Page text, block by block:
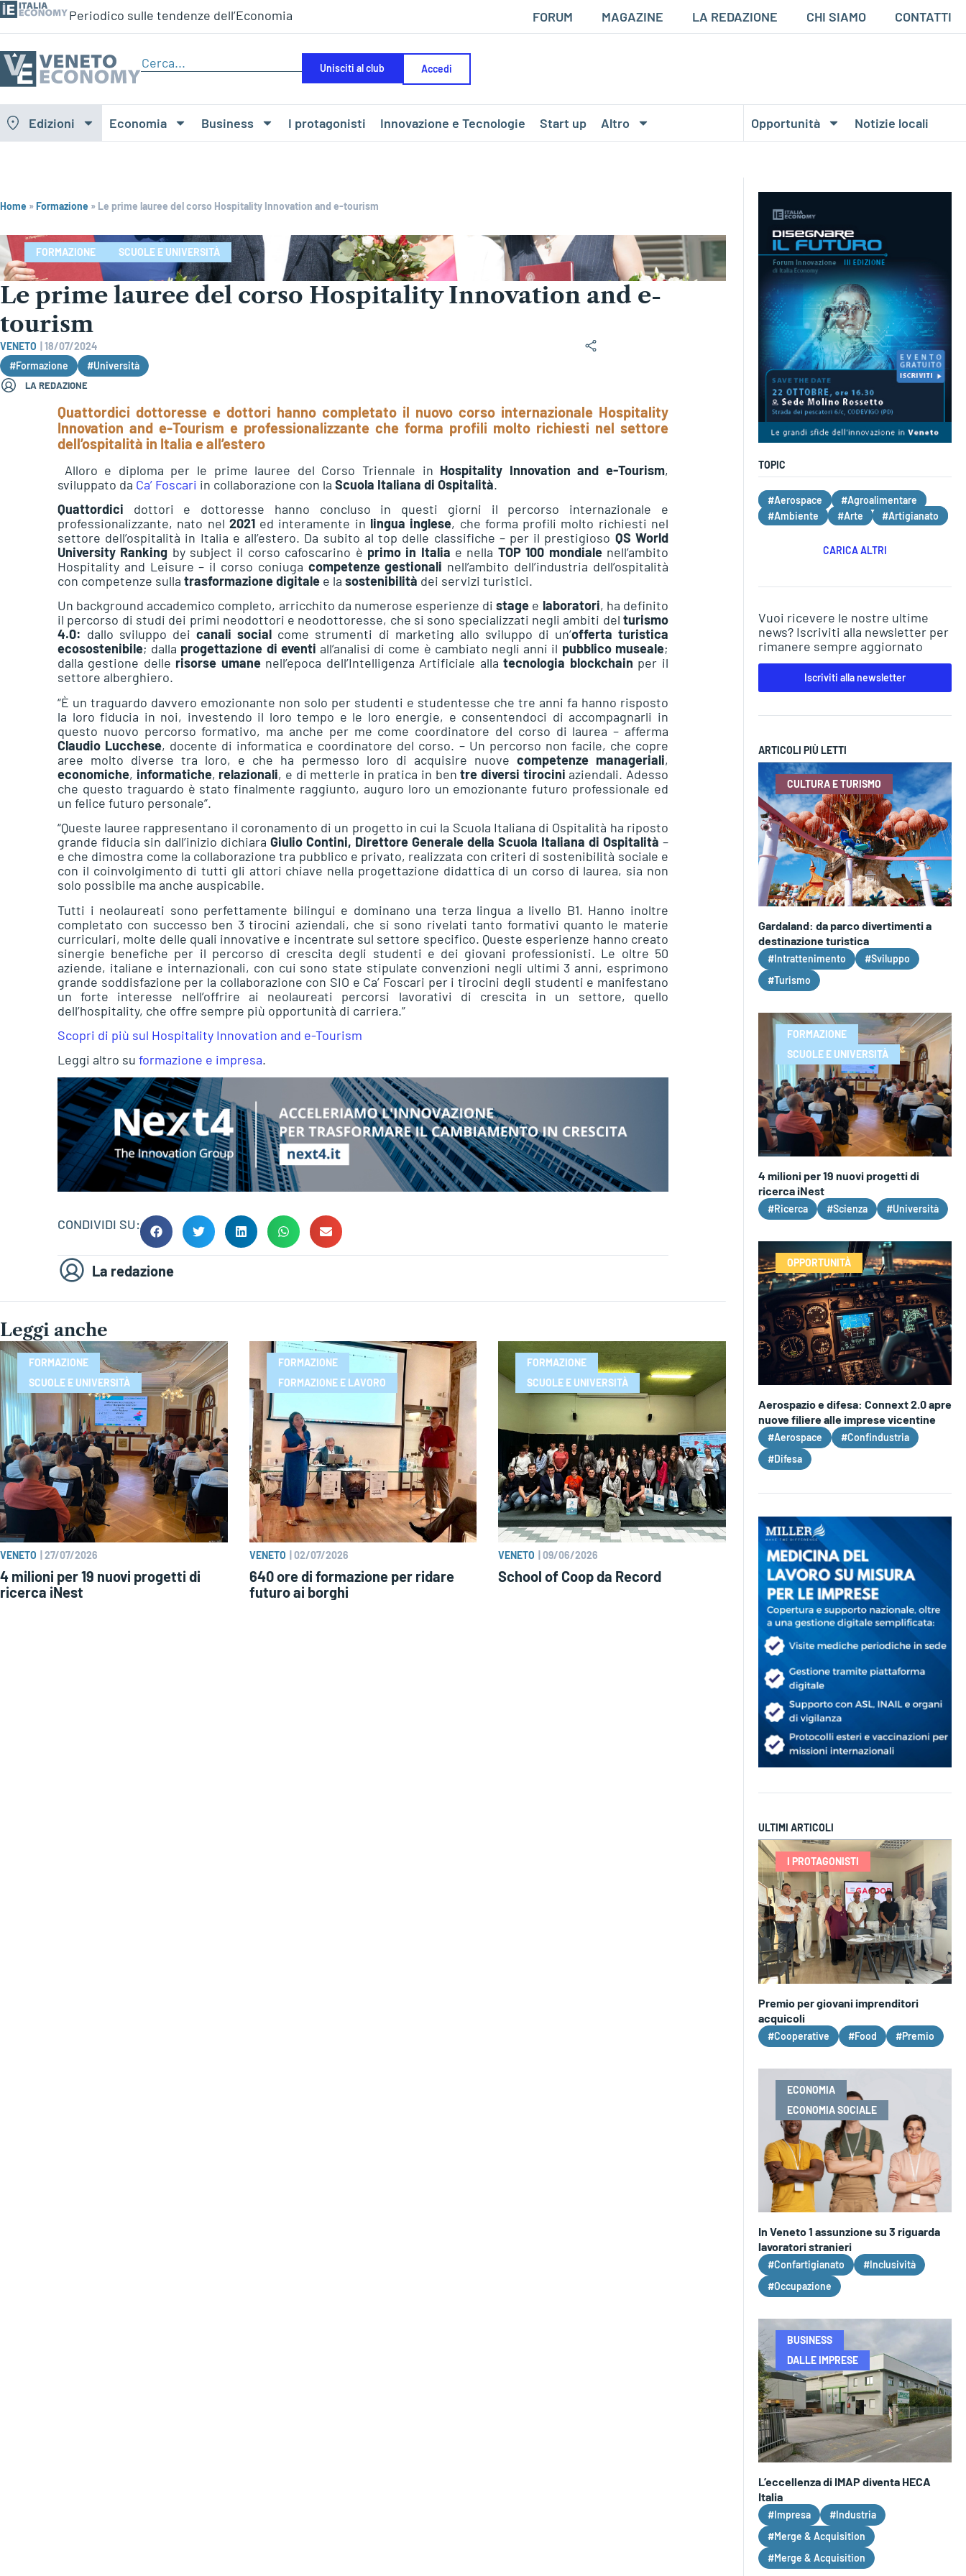
Periodico sulle tendenze dell’Economia FORUM MAGAZINE LA REDAZIONE CHI SIAMO CONTATTI
Unisciti al club Accedi
Edizioni Economia Business I protagonisti Innovazione e Tecnologie Start up Altro Opportunità Notizie locali
Home »Formazione » Le prime lauree del corso Hospitality Innovation and e-tourism
FORMAZIONE SCUOLE E UNIVERSITÀ
Le prime lauree del corso Hospitality Innovation and e-
tourism
VENETO
18/07/2024
#Formazione
#Università
LA REDAZIONE
Quattordici dottoresse e dottori hanno completato il nuovo corso internazionale Hospitality
Innovation and e-Tourism e professionalizzante che forma profili molto richiesti nel settore
dell’ospitalità in Italia e all’estero
Alloro e diploma per le prime lauree del Corso Triennale in Hospitality Innovation and e-Tourism,
sviluppato da Ca’ Foscari in collaborazione con la Scuola Italiana di Ospitalità.
Quattordici dottori e dottoresse hanno concluso in questi giorni il percorso internazionale e
professionalizzante, nato nel 2021 ed interamente in lingua inglese, che forma profili molto richiesti nel
settore dell’ospitalità in Italia e all’estero. Da subito al top delle classifiche – per il prestigioso QS World
University Ranking by subject il corso cafoscarino è primo in Italia e nella TOP 100 mondiale nell’ambito
Hospitality and Leisure – il corso coniuga competenze gestionali nell’ambito dell’industria dell’ospitalità
con competenze sulla trasformazione digitale e la sostenibilità dei servizi turistici.
Un background accademico completo, arricchito da numerose esperienze distage e laboratori, ha definito
il percorso di studi dei primi neodottori e neodottoresse, che si sono specializzati negli ambiti del turismo
4.0: dallo sviluppo deicanali social come strumenti di marketing allo sviluppo di un’offerta turistica
ecosostenibile; dalla progettazione di eventi all’analisi di come è cambiato negli anni il pubblico museale;
dalla gestione delle risorse umanenell’epoca dell’Intelligenza Artificiale allatecnologia blockchain per il
settore alberghiero.
“È un traguardo davvero emozionante non solo per studenti e studentesse che tre anni fa hanno risposto
la loro fiducia in noi, investendo il loro tempo e le loro energie, e consentendoci di accompagnarli in
questo nuovo percorso formativo, ma anche per me come coordinatore del corso di laurea – afferma
Claudio Lucchese, docente di informatica e coordinatore del corso. – Un percorso non facile, che copre
aree molto diverse tra loro, e che ha permesso loro di acquisire nuove competenze manageriali,
economiche, informatiche, relazionali, e di metterle in pratica in bentre diversi tirocini aziendali. Adesso
che questo traguardo è stato finalmente raggiunto, auguro loro un emozionante futuro professionale ed
un felice futuro personale”.
“Queste lauree rappresentano il coronamento di un progetto in cui la Scuola Italiana di Ospitalità ha riposto
grande fiducia sin dall’inizio dichiara Giulio Contini, Direttore Generale della Scuola Italiana di Ospitalità –
e che dimostra come la collaborazione tra pubblico e privato, realizzata con criteri di sostenibilità sociale e
con il coinvolgimento di tutti gli attori chiave nella progettazione didattica di un corso di laurea, sia non
solo possibile ma anche auspicabile.
Tutti i neolaureati sono perfettamente bilingui e dominano una terza lingua a livello B1. Hanno inoltre
completato con successo ben 3 tirocini aziendali, che si sono rivelati tanto formativi quanto le materie
curriculari, molte delle quali innovative e incentrate sul settore specifico. Queste esperienze hanno creato
sinergie benefiche per il percorso di crescita degli studenti e dei giovani professionisti. Le oltre 50
aziende, italiane e internazionali, con cui sono state stipulate convenzioni negli ultimi 3 anni, esprimono
grande soddisfazione per la collaborazione con SIO e Ca’ Foscari per i tirocini degli studenti e manifestano
un forte interesse nell’offrire ai neolaureati percorsi lavorativi di crescita in un settore, quello
dell’hospitality, che offre sempre più opportunità di carriera.”
Scopri di più sul Hospitality Innovation and e-Tourism
Leggi altro su formazione e impresa.
CONDIVIDI SU:
La redazione
Leggi anche
FORMAZIONE
SCUOLE E UNIVERSITÀ
VENETO 27/07/2026
4 milioni per 19 nuovi progetti di
ricerca iNest
FORMAZIONE
FORMAZIONE E LAVORO
VENETO 02/07/2026
640 ore di formazione per ridare
futuro ai borghi
FORMAZIONE
SCUOLE E UNIVERSITÀ
VENETO |09/06/2026
School of Coop da Record
TOPIC
#Aerospace
#Agroalimentare
#Ambiente
#Arte #Artigianato
CARICA ALTRI
Vuoi ricevere le nostre ultime
news? Iscriviti alla newsletter per
rimanere sempre aggiornato
Iscriviti alla newsletter
ARTICOLI PIÙ LETTI
CULTURA E TURISMO
Gardaland: da parco divertimenti a
destinazione turistica
#Intrattenimento
#Sviluppo
#Turismo
FORMAZIONE
SCUOLE E UNIVERSITÀ
4 milioni per 19 nuovi progetti di
ricerca iNest
#Ricerca #Scienza #Università
OPPORTUNITÀ
Aerospazio e difesa: Connext 2.0 apre
nuove filiere alle imprese vicentine
#Aerospace
#Confindustria
#Difesa
ULTIMI ARTICOLI
I PROTAGONISTI
Premio per giovani imprenditori
acquicoli
#Cooperative #Food #Premio
ECONOMIA
ECONOMIA SOCIALE
In Veneto 1 assunzione su 3 riguarda
lavoratori stranieri
#Confartigianato
#Inclusività
#Occupazione
BUSINESS
DALLE IMPRESE
L’eccellenza di IMAP diventa HECA
Italia
#Impresa
#Industria
#Merge & Acquisition
#Merge & Acquisition